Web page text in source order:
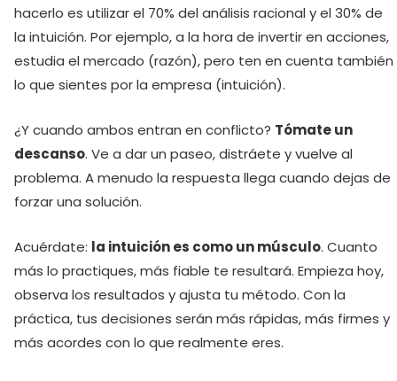
hacerlo es utilizar el 70% del análisis racional y el 30% de
la intuición. Por ejemplo, a la hora de invertir en acciones,
estudia el mercado (razón), pero ten en cuenta también
lo que sientes por la empresa (intuición).
¿Y cuando ambos entran en conflicto? Tómate un
descanso. Ve a dar un paseo, distráete y vuelve al
problema. A menudo la respuesta llega cuando dejas de
forzar una solución.
Acuérdate: la intuición es como un músculo. Cuanto
más lo practiques, más fiable te resultará. Empieza hoy,
observa los resultados y ajusta tu método. Con la
práctica, tus decisiones serán más rápidas, más firmes y
más acordes con lo que realmente eres.